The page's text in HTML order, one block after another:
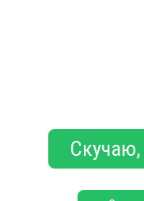
Скучаю,